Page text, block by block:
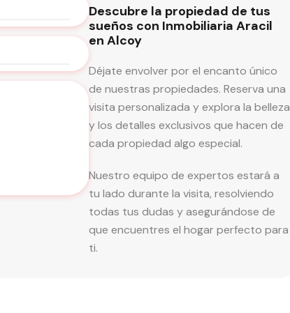
Descubre la propiedad de tus
sueños con Inmobiliaria Aracil
en Alcoy
Déjate envolver por el encanto único
de nuestras propiedades. Reserva una
visita personalizada y explora la belleza
y los detalles exclusivos que hacen de
cada propiedad algo especial.
Nuestro equipo de expertos estará a
tu lado durante la visita, resolviendo
todas tus dudas y asegurándose de
que encuentres el hogar perfecto para
ti.